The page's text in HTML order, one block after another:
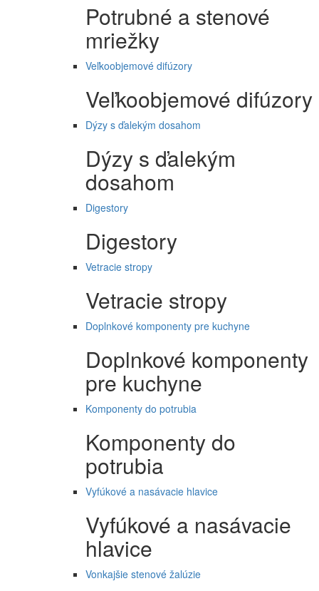
Potrubné a stenové
mriežky
Veľkoobjemové difúzory
Veľkoobjemové difúzory
Dýzy s ďalekým dosahom
Dýzy s ďalekým
dosahom
Digestory
Digestory
Vetracie stropy
Vetracie stropy
Doplnkové komponenty pre kuchyne
Doplnkové komponenty
pre kuchyne
Komponenty do potrubia
Komponenty do
potrubia
Vyfúkové a nasávacie hlavice
Vyfúkové a nasávacie
hlavice
Vonkajšie stenové žalúzie